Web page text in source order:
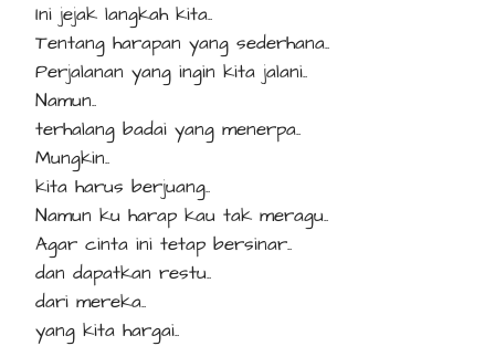
Ini jejak langkah kita..
Tentang harapan yang sederhana..
Perjalanan yang ingin kita jalani..
Namun..
terhalang badai yang menerpa..
Mungkin..
kita harus berjuang..
Namun ku harap kau tak meragu..
Agar cinta ini tetap bersinar..
dan dapatkan restu..
dari mereka..
yang kita hargai..